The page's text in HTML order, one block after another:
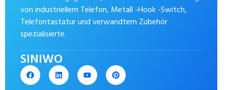
von industriellem Telefon, Metall -Hook -Switch,
Telefontastatur und verwandtem Zubehör
spezialisierte.
SINIWO